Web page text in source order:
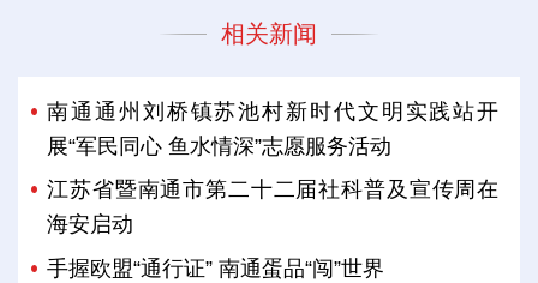
相关新闻
南通通州刘桥镇苏池村新时代文明实践站开
展“军民同心 鱼水情深”志愿服务活动
江苏省暨南通市第二十二届社科普及宣传周在
海安启动
手握欧盟“通行证” 南通蛋品“闯”世界